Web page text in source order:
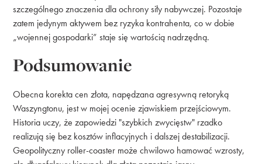
szczególnego znaczenia dla ochrony siły nabywczej. Pozostaje
zatem jedynym aktywem bez ryzyka kontrahenta, co w dobie
„wojennej gospodarki” staje się wartością nadrzędną.
Podsumowanie
Obecna korekta cen złota, napędzana agresywną retoryką
Waszyngtonu, jest w mojej ocenie zjawiskiem przejściowym.
Historia uczy, że zapowiedzi "szybkich zwycięstw" rzadko
realizują się bez kosztów inflacyjnych i dalszej destabilizacji.
Geopolityczny roller-coaster może chwilowo hamować wzrosty,